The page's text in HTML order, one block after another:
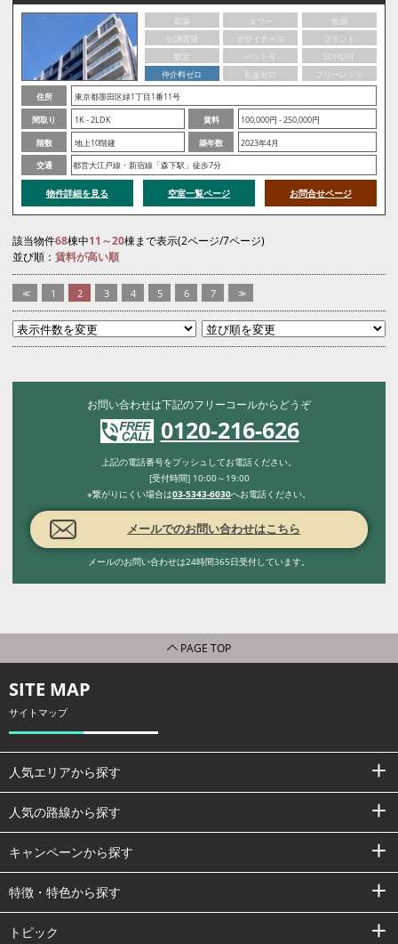
新築 タワー
低層
分譲賃貸
デザイナーズ
ブランド
駅近
ペット可
SOHO可
仲介料ゼロ
礼金ゼロ
フリーレント
住所
東京都墨田区緑1丁目1番11号
間取り
1K - 2LDK 賃料
100,000円 - 250,000円
階数
地上10階建 築年数
2023年4月
交通
都営大江戸線・新宿線「森下駅」徒歩7分
物件詳細を見る 空室一覧ページ お問合せページ
該当物件68棟中11～20棟まで表示(2ページ/7ページ)
並び順： 賃料が高い順
<< 1 2 3 4 5 6 7 >>
お問い合わせは下記のフリーコールからどうぞ
0120-216-626
上記の電話番号をプッシュしてお電話ください。
[受付時間] 10:00～19:00
※繋がりにくい場合は03-5343-6030へお電話ください。
メールでのお問い合わせはこちら
メールのお問い合わせは24時間365日受付しています。
PAGE TOP
SITE MAP
サイトマップ
人気エリアから探す
人気の路線から探す
キャンペーンから探す
特徴・特色から探す
トピック